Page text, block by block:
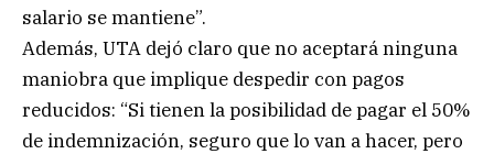
salario se mantiene”.
Además, UTA dejó claro que no aceptará ninguna
maniobra que implique despedir con pagos
reducidos: “Si tienen la posibilidad de pagar el 50%
de indemnización, seguro que lo van a hacer, pero